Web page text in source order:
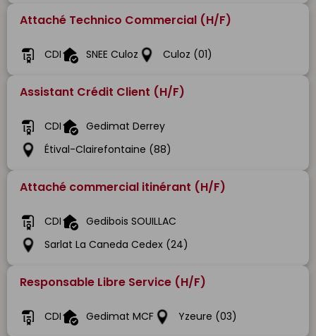
Attaché Technico Commercial (H/F)
CDI SNEE Culoz Culoz (01)
Assistant Crédit Client (H/F)
CDI
Gedimat Derrey
Étival-Clairefontaine (88)
Attaché commercial itinérant (H/F)
CDI
Gedibois SOUILLAC
Sarlat La Caneda Cedex (24)
Responsable Libre Service (H/F)
CDI Gedimat MCF Yzeure (03)